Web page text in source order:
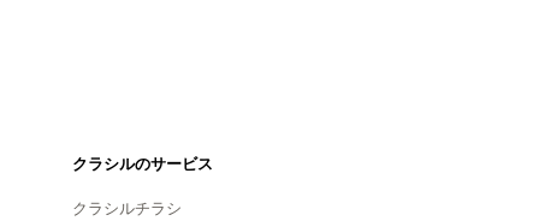
クラシルのサービス
クラシルチラシ